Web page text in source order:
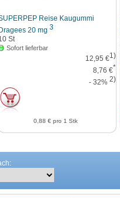
Reise Kaugummi
Dragees 20 mg3
St
Sofort lieferbar
12,95 €1)
8,76 €*
- 32%2)
0,88 € pro 1 Stk